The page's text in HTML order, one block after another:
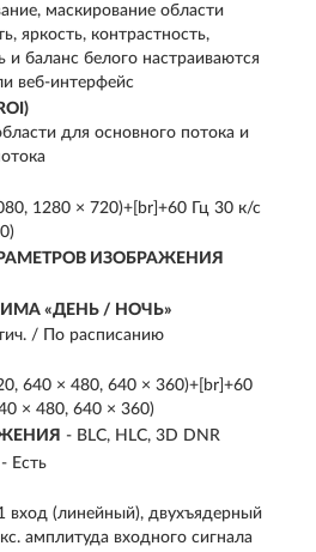
маскирование области
яркость, контрастность,
и баланс белого настраиваются
веб-интерфейс
для основного потока и
1280 × 720)+[br]+60 Гц 30 к/с
ИЗОБРАЖЕНИЯ
«ДЕНЬ / НОЧЬ»
/ По расписанию
640 × 480, 640 × 360)+[br]+60
× 480, 640 × 360)
- BLC, HLC, 3D DNR
- Есть
вход (линейный), двухъядерный
амплитуда входного сигнала